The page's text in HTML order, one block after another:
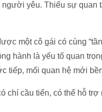
yêu. Thiếu sự quan
một cô gái có cùng
hành là yếu tố quan
tiếp, mối quan hệ mới
chí cầu tiến, có thể hỗ trợ